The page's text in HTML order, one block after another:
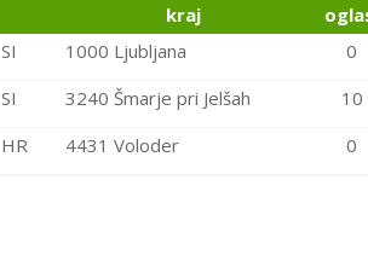
kraj
SI 1000 Ljubljana
0
SI 3240 Šmarje pri Jelšah
10
HR 4431 Voloder 0